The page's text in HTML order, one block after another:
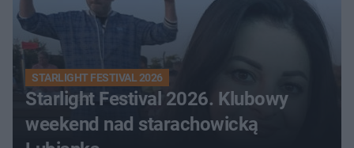
STARLIGHT FESTIVAL 2026
Starlight Festival 2026. Klubowy
weekend nad starachowicką